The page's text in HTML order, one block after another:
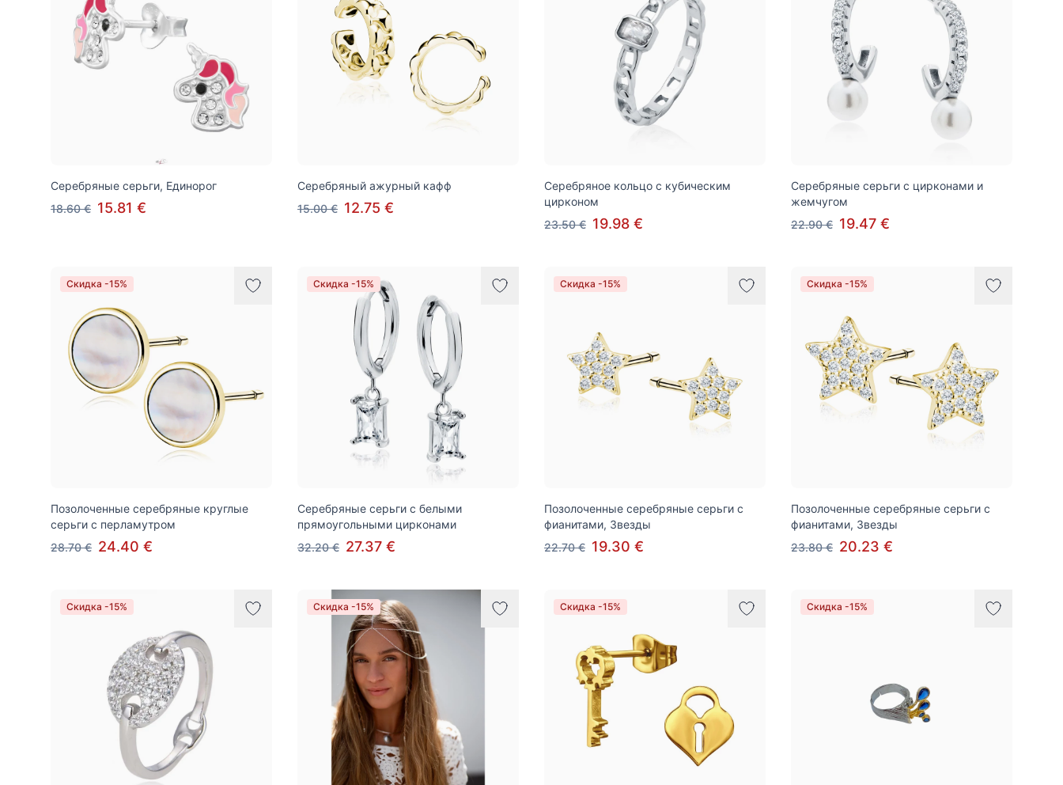
Серебряные серьги, Единорог
18.60 € 15.81 €
Серебряный ажурный кафф
15.00 € 12.75 €
Серебряное кольцо с кубическим
цирконом
23.50 € 19.98 €
Серебряные серьги с цирконами и
жемчугом
22.90 € 19.47 €
Скидка -15%
Позолоченные серебряные круглые
серьги с перламутром
28.70 € 24.40 €
Скидка -15%
Серебряные серьги с белыми
прямоугольными цирконами
32.20 € 27.37 €
Скидка -15%
Позолоченные серебряные серьги с
фианитами, Звезды
22.70 € 19.30 €
Скидка -15%
Позолоченные серебряные серьги с
фианитами, Звезды
23.80 € 20.23 €
Скидка -15% Скидка -15% Скидка -15% Скидка -15%